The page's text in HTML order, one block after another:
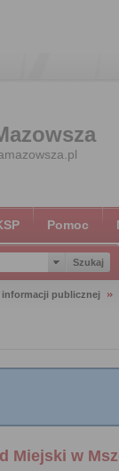
Pomoc
publicznej
Miejski w